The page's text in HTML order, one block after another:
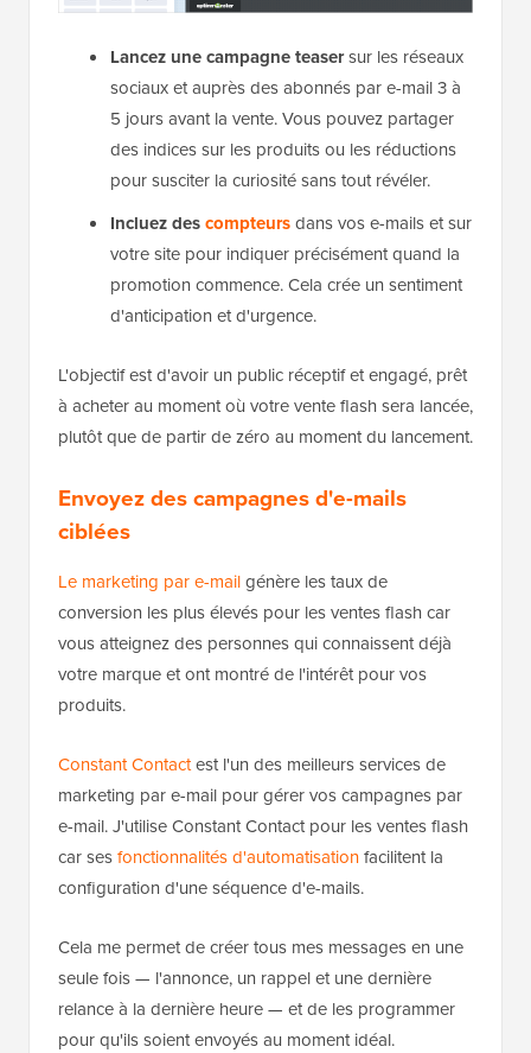
Lancez une campagne teasersur les réseaux
sociaux et auprès des abonnés par e-mail 3 à
5 jours avant la vente. Vous pouvez partager
des indices sur les produits ou les réductions
pour susciter la curiosité sans tout révéler.
Incluez descompteursdans vos e-mails et sur
votre site pour indiquer précisément quand la
promotion commence. Cela crée un sentiment
d'anticipation et d'urgence.
L'objectif est d'avoir un public réceptif et engagé, prêt
à acheter au moment où votre vente flash sera lancée,
plutôt que de partir de zéro au moment du lancement.
Envoyez des campagnes d'e-mails
ciblées
Le marketing par e-mailgénère les taux de
conversion les plus élevés pour les ventes flash car
vous atteignez des personnes qui connaissent déjà
votre marque et ont montré de l'intérêt pour vos
produits.
Constant Contactest l'un des meilleurs services de
marketing par e-mail pour gérer vos campagnes par
e-mail. J'utilise Constant Contact pour les ventes flash
car sesfonctionnalités d'automatisationfacilitent la
configuration d'une séquence d'e-mails.
Cela me permet de créer tous mes messages en une
seule fois — l'annonce, un rappel et une dernière
relance à la dernière heure — et de les programmer
pour qu'ils soient envoyés au moment idéal.